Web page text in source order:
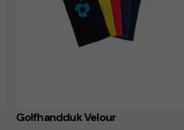
Golfhandduk Velour